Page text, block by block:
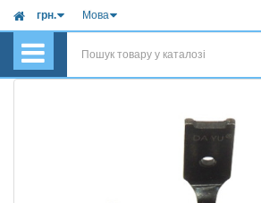
грн. Мова
0грн.